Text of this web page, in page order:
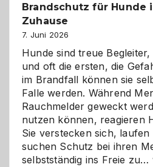
Brandschutz für Hunde
Zuhause
7. Juni 2026
Hunde sind treue
und oft die ersten, die
im Brandfall können sie
Falle werden. Während
Rauchmelder geweckt
nutzen können, reagieren
Sie verstecken sich,
suchen Schutz bei ihren
selbstständig ins Freie zu…